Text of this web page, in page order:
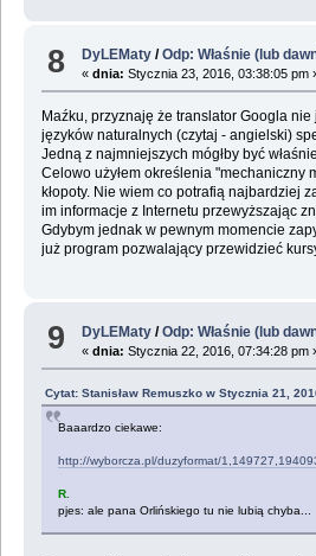
8 DyLEMaty /Odp: Właśnie (lub
«dnia: Stycznia 23, 2016, 03:38:05 pm
Maźku, przyznaję że translator Googla
języków naturalnych (czytaj - angielski)
Jedną z najmniejszych mógłby być
Celowo użyłem określenia "mechaniczny
kłopoty. Nie wiem co potrafią najbardziej
im informacje z Internetu przewyższając
Gdybym jednak w pewnym momencie
już program pozwalający przewidzieć
9 DyLEMaty /Odp: Właśnie (lub
«dnia: Stycznia 22, 2016, 07:34:28 pm
Cytat: Stanisław Remuszko w Stycznia 21,
Baaardzo ciekawe:
http://wyborcza.pl/duzyformat/
R.
pjes: ale pana Orlińskiego tu nie lubią chyba...